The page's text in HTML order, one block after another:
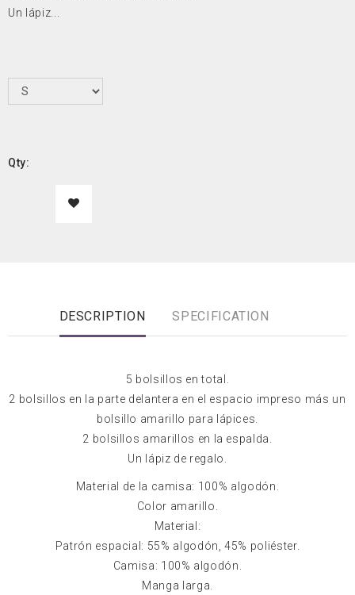
Un lápiz...
Qty:
DESCRIPTION SPECIFICATION
5 bolsillos en total.
2 bolsillos en la parte delantera en el espacio impreso más un
bolsillo amarillo para lápices.
2 bolsillos amarillos en la espalda.
Un lápiz de regalo.
Material de la camisa: 100% algodón.
Color amarillo.
Material:
Patrón espacial: 55% algodón, 45% poliéster.
Camisa: 100% algodón.
Manga larga.